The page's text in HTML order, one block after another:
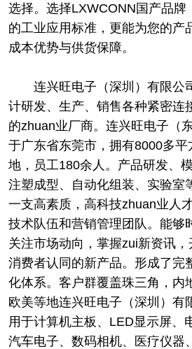
选择。选择LXWCONN国产品牌
的工业应用标准，更能为您的产
成本优势与供货保障。
连兴旺电子（深圳）有限公
计研发、生产、销售各种紧密连
的zhuan业厂商。连兴旺电子（
于广东省东莞市，拥有8000多
地，员工180余人。产品研发、
注塑成型、自动化组装、实验室
一支高素质，高科技zhuan业人
技术队伍和营销管理团队。能够
关注市场动向，掌握zui新资讯，
消费者认同的新产品。形成了完
化体系。客户群覆盖珠三角，内
欧美等地连兴旺电子（深圳）有
用于计算机主板、LED显示屏、
汽车电子、数码相机、医疗仪器